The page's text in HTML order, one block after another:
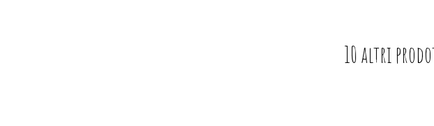
10 altri